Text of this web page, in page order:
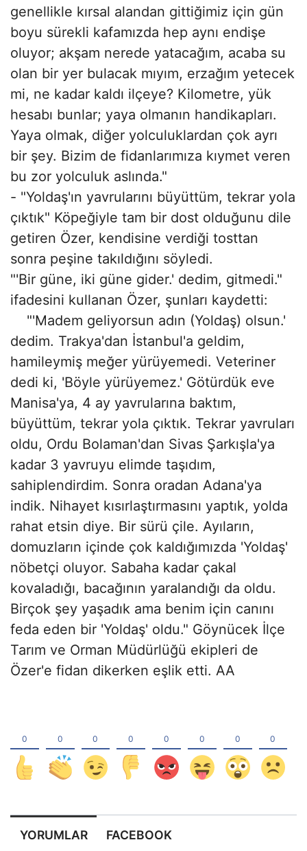
genellikle kırsal alandan gittiğimiz için gün
boyu sürekli kafamızda hep aynı endişe
oluyor; akşam nerede yatacağım, acaba su
olan bir yer bulacak mıyım, erzağım yetecek
mi, ne kadar kaldı ilçeye? Kilometre, yük
hesabı bunlar; yaya olmanın handikapları.
Yaya olmak, diğer yolculuklardan çok ayrı
bir şey. Bizim de fidanlarımıza kıymet veren
bu zor yolculuk aslında."
- "Yoldaş'ın yavrularını büyüttüm, tekrar yola
çıktık" Köpeğiyle tam bir dost olduğunu dile
getiren Özer, kendisine verdiği tosttan
sonra peşine takıldığını söyledi.
"'Bir güne, iki güne gider.' dedim, gitmedi."
ifadesini kullanan Özer, şunları kaydetti:
"'Madem geliyorsun adın (Yoldaş) olsun.'
dedim. Trakya'dan İstanbul'a geldim,
hamileymiş meğer yürüyemedi. Veteriner
dedi ki, 'Böyle yürüyemez.' Götürdük eve
Manisa'ya, 4 ay yavrularına baktım,
büyüttüm, tekrar yola çıktık. Tekrar yavruları
oldu, Ordu Bolaman'dan Sivas Şarkışla'ya
kadar 3 yavruyu elimde taşıdım,
sahiplendirdim. Sonra oradan Adana'ya
indik. Nihayet kısırlaştırmasını yaptık, yolda
rahat etsin diye. Bir sürü çile. Ayıların,
domuzların içinde çok kaldığımızda 'Yoldaş'
nöbetçi oluyor. Sabaha kadar çakal
kovaladığı, bacağının yaralandığı da oldu.
Birçok şey yaşadık ama benim için canını
feda eden bir 'Yoldaş' oldu." Göynücek İlçe
Tarım ve Orman Müdürlüğü ekipleri de
Özer'e fidan dikerken eşlik etti. AA
YORUMLAR FACEBOOK